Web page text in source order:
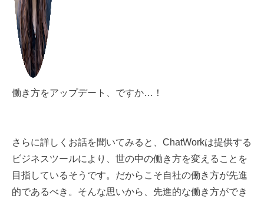
働き方をアップデート、ですか…！
さらに詳しくお話を聞いてみると、ChatWorkは提供する
ビジネスツールにより、世の中の働き方を変えることを
目指しているそうです。だからこそ自社の働き方が先進
的であるべき。そんな思いから、先進的な働き方ができ